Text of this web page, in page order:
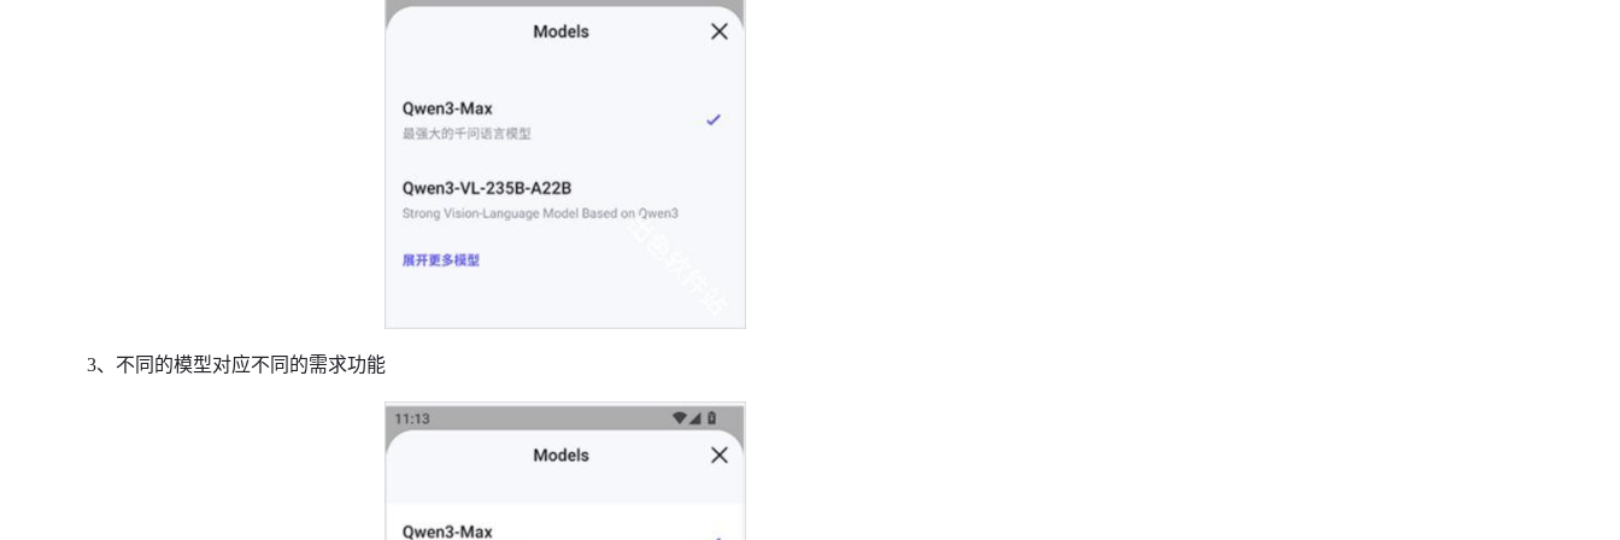
3、不同的模型对应不同的需求功能